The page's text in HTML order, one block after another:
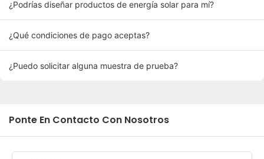
¿Podrías diseñar productos de energía solar para mí?
¿Qué condiciones de pago aceptas?
¿Puedo solicitar alguna muestra de prueba?
Ponte En Contacto Con Nosotros